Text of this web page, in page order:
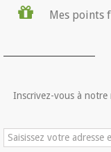
Mes points
Inscrivez-vous à notre